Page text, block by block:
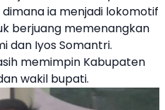
dimana ia menjadi lokomotif
berjuang memenangkan
dan Iyos Somantri.
memimpin Kabupaten
wakil bupati.